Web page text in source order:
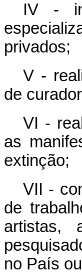
IV -
privados;
V -
de
VI -
as
extinção;
VII -
de
artistas,
no País